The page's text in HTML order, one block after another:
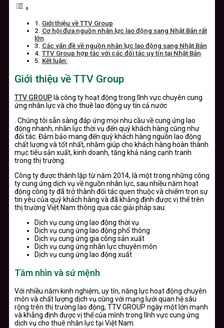
Giới thiệu về TTV Group
Cơ hội đưa nguồn nhân lực lao động sang Nhật Bản rất
lớn
Các vấn đề về nguồn nhân lực lao động sang Nhật Bản
TTV Group hợp tác với các đối tác uy tín tại Nhật Bản
Kết luận:
Giới thiệu về TTV Group
TTV GROUP là công ty hoạt động trong lĩnh vực chuyên cung
ứng nhân lực và cho thuê lao động uy tín cả nước
. Chúng tôi sẵn sàng đáp ứng mọi nhu cầu về cung ứng lao
động nhanh, nhân lực thời vụ đến quý khách hàng cũng như
đối tác. Đảm bảo mang đến quý khách hàng nguồn lao động
chất lượng và tốt nhất, nhằm giúp cho khách hàng hoàn thành
mục tiêu sản xuất, kinh doanh, tăng khả năng cạnh tranh
trong thị trường.
Công ty được thành lập từ năm 2014, là một trong những công
ty cung ứng dịch vụ về nguồn nhân lực, sau nhiều năm hoạt
động công ty đã trở thành đối tác quen thuộc và chiếm trọn sự
tin yêu của quý khách hàng và đã khẳng định được vị thế trên
thị trường Việt Nam thông qua các giải pháp sau:
Dịch vụ cung ứng lao động thời vụ
Dịch vụ cung ứng lao động phổ thông
Dịch vụ cung ứng gia công sản xuất
Dịch vụ cung ứng nhân lực chuyên môn
Dịch vụ cung ứng lao động xuất
Tầm nhìn và sứ mệnh
Với nhiều năm kinh nghiệm, uy tín, năng lực hoạt động chuyên
môn và chất lượng dịch vụ cùng với mạng lưới quan hệ sâu
rộng trên thị trường lao động, TTV GROUP ngày một lớn mạnh
và khẳng định được vị thế của mình trong lĩnh vực cung ứng
dịch vụ cho thuê nhân lực tại Việt Nam.